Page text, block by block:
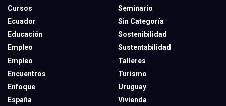
Cursos
Ecuador
Educación
Empleo
Empleo
Encuentros
Enfoque
España
Seminario
Sin Categoría
Sostenibilidad
Sustentabilidad
Talleres
Turismo
Uruguay
Vivienda